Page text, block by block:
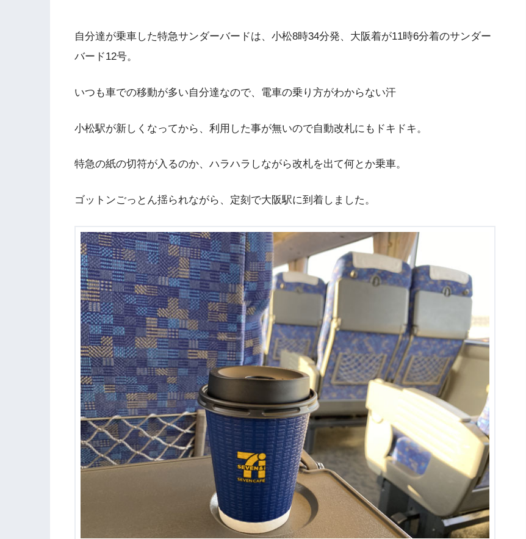
自分達が乗車した特急サンダーバードは、小松8時34分発、大阪着が11時6分着のサンダー
バード12号。
いつも車での移動が多い自分達なので、電車の乗り方がわからない汗
小松駅が新しくなってから、利用した事が無いので自動改札にもドキドキ。
特急の紙の切符が入るのか、ハラハラしながら改札を出て何とか乗車。
ゴットンごっとん揺られながら、定刻で大阪駅に到着しました。